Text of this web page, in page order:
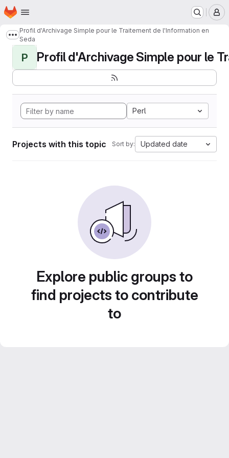
Skip to main content
Homepage
Show more breadcrumbs
Profil d'Archivage Simple pour le Traitement de l'Information en
Seda
P Profil d'Archivage Simple pour le
Perl
Projects with this topic Sort by: Updated date
Explore public groups to
find projects to contribute
to